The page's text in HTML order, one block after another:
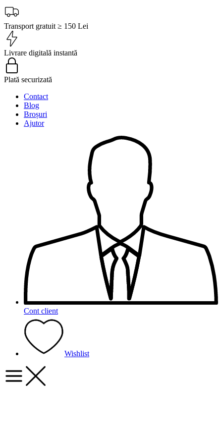
Transport gratuit ≥ 150 Lei
Livrare digitală instantă
Plată securizată
Contact
Blog
Broșuri
Ajutor
Cont client
Wishlist